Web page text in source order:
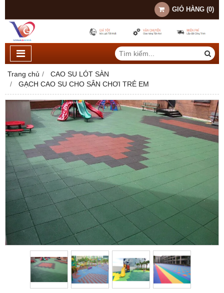
GIỎ HÀNG (0)
Trang chủ
CAO SU LÓT SÀN
GẠCH CAO SU CHO SÂN CHƠI TRẺ EM